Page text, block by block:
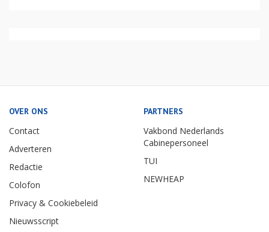
OVER ONS
Contact
Adverteren
Redactie
Colofon
Privacy & Cookiebeleid
Nieuwsscript
PARTNERS
Vakbond Nederlands
Cabinepersoneel
TUI
NEWHEAP